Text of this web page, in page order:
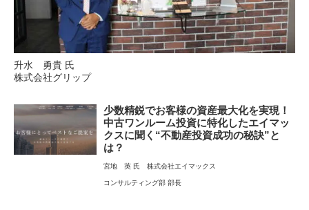
升水 勇貴 氏
株式会社グリップ
少数精鋭でお客様の資産最大化を実現！
中古ワンルーム投資に特化したエイマッ
クスに聞く“不動産投資成功の秘訣”と
は？
宮地 英 氏 株式会社エイマックス
コンサルティング部 部長